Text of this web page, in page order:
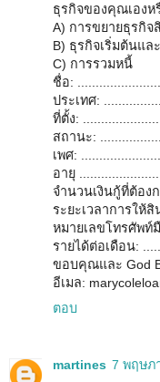
ธุรกิจของคุณเองห
A) การขยายธุรกิ
B) ธุรกิจเริ่มต้นแล
C) การรวมหนี้
ชื่อ:
ประเทศ:
ที่ตั้ง:
สถานะ:
เพศ:
อายุ
จำนวนเงินกู้ที่ต้อง
ระยะเวลาการให้สิ
หมายเลขโทรศัพท์
รายได้ต่อเดือน:
ขอบคุณและ God
อีเมล:
ตอบ
martines 7 พฤษภ